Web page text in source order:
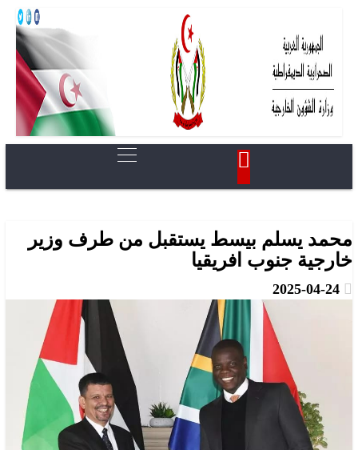
محمد يسلم بيسط يستقبل من طرف وزير
خارجية جنوب افريقيا